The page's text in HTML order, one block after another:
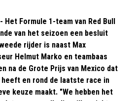
- Het Formule 1-team van Red Bull
van het seizoen een besluit
rijder is naast Max
Helmut Marko en teambaas
na de Grote Prijs van Mexico dat
en rond de laatste race in
keuze maakt. "We hebben het